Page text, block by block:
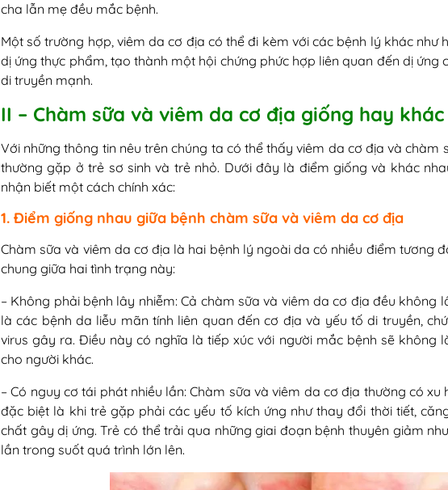
cha lẫn mẹ đều mắc bệnh.
Một số trường hợp, viêm da cơ địa có thể đi kèm với các bệnh lý khác như
dị ứng thực phẩm, tạo thành một hội chứng phức hợp liên quan đến dị ứng
di truyền mạnh.
II – Chàm sữa và viêm da cơ địa giống hay khác
Với những thông tin nêu trên chúng ta có thể thấy viêm da cơ địa và chàm
thường gặp ở trẻ sơ sinh và trẻ nhỏ. Dưới đây là điểm giống và khác
nhận biết một cách chính xác:
1. Điểm giống nhau giữa bệnh chàm sữa và viêm da cơ địa
Chàm sữa và viêm da cơ địa là hai bệnh lý ngoài da có nhiều điểm tương
chung giữa hai tình trạng này:
– Không phải bệnh lây nhiễm: Cả chàm sữa và viêm da cơ địa đều không
là các bệnh da liễu mãn tính liên quan đến cơ địa và yếu tố di truyền,
virus gây ra. Điều này có nghĩa là tiếp xúc với người mắc bệnh sẽ không
cho người khác.
– Có nguy cơ tái phát nhiều lần: Chàm sữa và viêm da cơ địa thường có
đặc biệt là khi trẻ gặp phải các yếu tố kích ứng như thay đổi thời tiết,
chất gây dị ứng. Trẻ có thể trải qua những giai đoạn bệnh thuyên giảm
lần trong suốt quá trình lớn lên.